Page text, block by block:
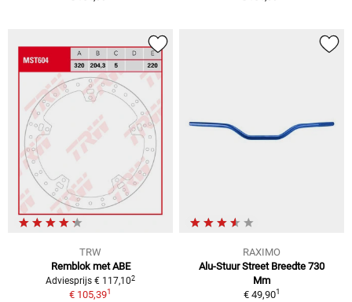
TRW
Remblok met ABE
Adviesprijs € 117,102
€ 105,391
RAXIMO
Alu-Stuur Street Breedte 730
Mm
€ 49,901